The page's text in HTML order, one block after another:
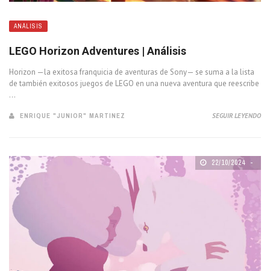
ANÁLISIS
LEGO Horizon Adventures | Análisis
Horizon —la exitosa franquicia de aventuras de Sony— se suma a la lista
de también exitosos juegos de LEGO en una nueva aventura que reescribe
...
ENRIQUE "JUNIOR" MARTINEZ SEGUIR LEYENDO
22/10/2024